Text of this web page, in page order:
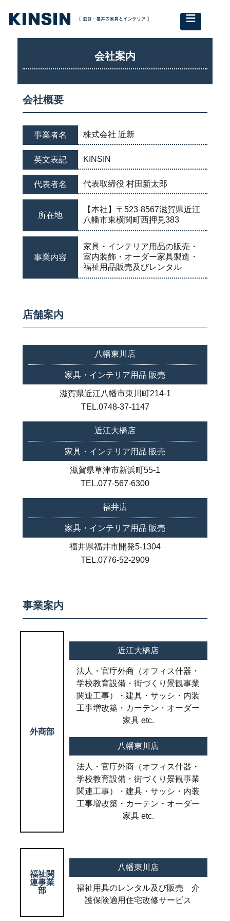
≡
会社案内
会社概要
事業者名 株式会社 近新
英文表記 KINSIN
代表者名 代表取締役 村田新太郎
所在地
【本社】〒523-8567滋賀県近江
八幡市東横関町西押見383
事業内容
家具・インテリア用品の販売・
室内装飾・オーダー家具製造・
福祉用品販売及びレンタル
店舗案内
八幡東川店
家具・インテリア用品 販売
滋賀県近江八幡市東川町214-1
TEL.0748-37-1147
近江大橋店
家具・インテリア用品 販売
滋賀県草津市新浜町55-1​
TEL.077-567-6300
福井店
家具・インテリア用品 販売
福井県福井市開発5-1304
TEL.0776-52-2909
事業案内
外商部
近江大橋店
法人・官庁外商（オフィス什器・
学校教育設備・街づくり景観事業
関連工事）・建具・サッシ・内装
工事増改築・カーテン・オーダー
家具 etc.
八幡東川店
法人・官庁外商（オフィス什器・
学校教育設備・街づくり景観事業
関連工事）・建具・サッシ・内装
工事増改築・カーテン・オーダー
家具 etc.
福祉関
連事業
部
八幡東川店
福祉用具のレンタル及び販売 介
護保険適用住宅改修サービス